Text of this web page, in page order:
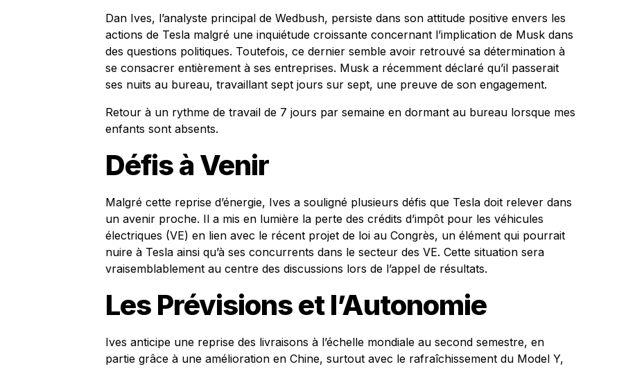
Dan Ives, l’analyste principal de Wedbush, persiste dans son attitude positive envers les
actions de Tesla malgré une inquiétude croissante concernant l’implication de Musk dans
des questions politiques. Toutefois, ce dernier semble avoir retrouvé sa détermination à
se consacrer entièrement à ses entreprises. Musk a récemment déclaré qu’il passerait
ses nuits au bureau, travaillant sept jours sur sept, une preuve de son engagement.
Retour à un rythme de travail de 7 jours par semaine en dormant au bureau lorsque mes
enfants sont absents.
Défis à Venir
Malgré cette reprise d’énergie, Ives a souligné plusieurs défis que Tesla doit relever dans
un avenir proche. Il a mis en lumière la perte des crédits d’impôt pour les véhicules
électriques (VE) en lien avec le récent projet de loi au Congrès, un élément qui pourrait
nuire à Tesla ainsi qu’à ses concurrents dans le secteur des VE. Cette situation sera
vraisemblablement au centre des discussions lors de l’appel de résultats.
Les Prévisions et l’Autonomie
Ives anticipe une reprise des livraisons à l’échelle mondiale au second semestre, en
partie grâce à une amélioration en Chine, surtout avec le rafraîchissement du Model Y,